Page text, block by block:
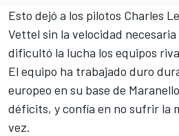
Esto dejó a los pilotos Charles
Vettel sin la velocidad
dificultó la lucha los equipos
El equipo ha trabajado duro
europeo en su base de
déficits, y confía en no sufrir la
vez.